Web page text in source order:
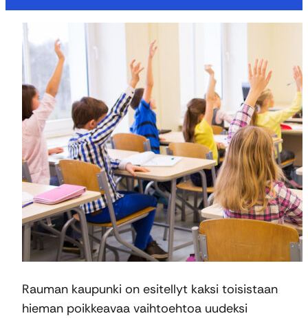
Rauman kaupunki on esitellyt kaksi toisistaan
hieman poikkeavaa vaihtoehtoa uudeksi